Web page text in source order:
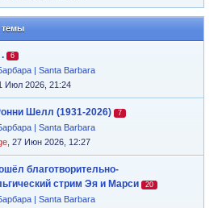
6
| Santa Barbara
1 Июл 2026, 21:24
Шелл (1931-2026) 7
| Santa Barbara
, 27 Июн 2026, 12:27
благотворительно-
стрим Эя и Марси
20
| Santa Barbara